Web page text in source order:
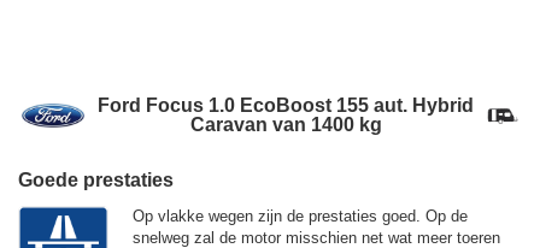
Ford Focus 1.0 EcoBoost 155 aut. Hybrid
Caravan van 1400 kg
Goede prestaties
Op vlakke wegen zijn de prestaties goed. Op de
snelweg zal de motor misschien net wat meer toeren